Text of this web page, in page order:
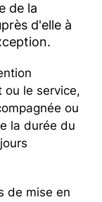
de la
d'elle à
le service,
ou
la durée du
de mise en